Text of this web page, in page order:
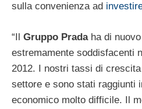
sulla convenienza ad
“Il Gruppo Pradaha di
estremamente soddisfacenti
2012. I nostri tassi di
settore e sono stati raggiunti
economico molto difficile. Il